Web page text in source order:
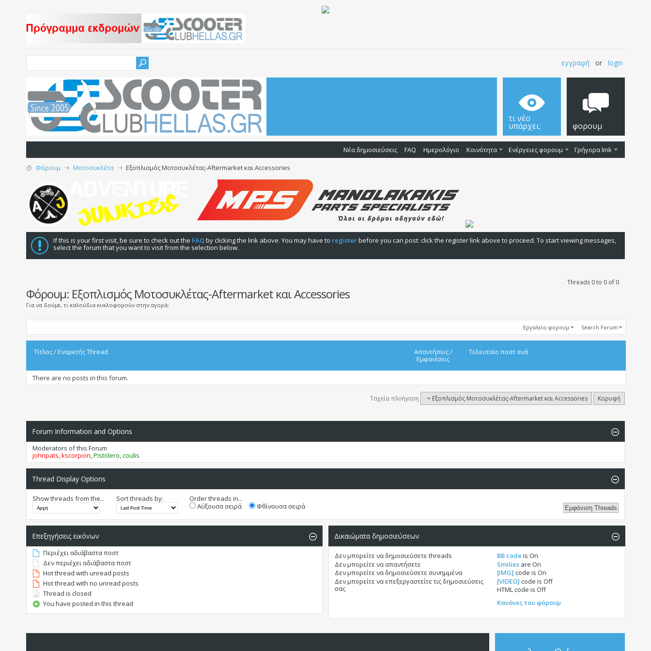
εγγραφή or login
τι νέο
υπάρχει; φορουμ
Νέα δημοσιεύσεις FAQ Ημερολόγιο Κοινότητα Ενέργειες φορουμ Γρήγορα link
Φόρουμ Μοτοσυκλέτα Εξοπλισμός Μοτοσυκλέτας-Aftermarket και Accessories
If this is your first visit, be sure to check out the FAQby clicking the link above. You may have to registerbefore you can post: click the register link above to proceed. To start viewing messages,
select the forum that you want to visit from the selection below.
Threads 0 to 0 of 0
Φόρουμ: Εξοπλισμός Μοτοσυκλέτας-Aftermarket και Accessories
Για να δούμε, τι καλούδια κυκλοφορούν στην αγορά;
Εργαλεία φορουμ Search Forum
Τίτλος/Εναρκτής Thread Απαντήσεις/
Εμφανίσεις
Τελευταίο ποστ ανά
There are no posts in this forum.
Ταχεία πλοήγηση Εξοπλισμός Μοτοσυκλέτας-Aftermarket και Accessories Κορυφή
Forum Information and Options
Moderators of this Forum
johnpats,kscorpion,Pistolero,coulis
Thread Display Options
Show threads from the... Sort threads by:
Order threads in...
Αύξουσα σειρά
Φθίνουσα σειρά
Επεξηγήσεις εικόνων
Περιέχει αδιάβαστα ποστ
Δεν περιέχει αδιάβαστα ποστ
Hot thread with unread posts
Hot thread with no unread posts
Thread is closed
You have posted in this thread
Δικαιώματα δημοσιεύσεων
Δεν μπορείτε να δημοσιεύσετε threads
Δεν μπορείτε να απαντήσετε
Δεν μπορείτε να δημοσιεύσετε συνημμένα
Δεν μπορείτενα επεξεργαστείτε τις δημοσιεύσεις
σας
BB code is On
Smiliesare On
[IMG] code is On
[VIDEO] code is Off
HTML code is Off
Κανόνες του φόρουμ